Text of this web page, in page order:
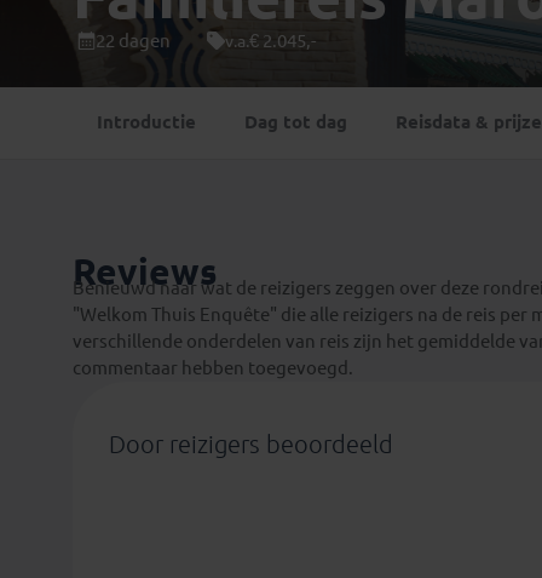
(1)
Singapore(1)
Thailand(8)
(3)
Tanzania
(1)
22 dagen v.a.€ 2.045,-
Introductie Dag tot dag Reisdata &
Reviews
Benieuwd naar wat de reizigers zeggen over deze
"Welkom Thuis Enquête" die alle reizigers na de reis
verschillende onderdelen van reis zijn het gemiddelde
commentaar hebben toegevoegd.
Door reizigers beoordeeld